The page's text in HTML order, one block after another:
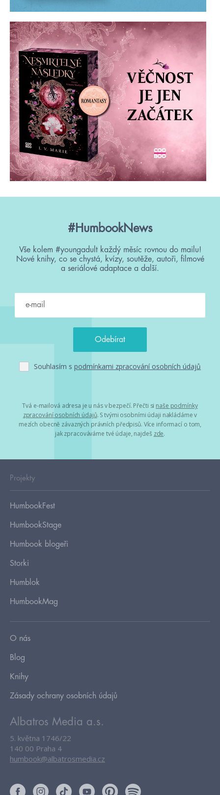
#HumbookNews
Vše kolem #youngadult každý měsíc rovnou do mailu!
Nové knihy, co se chystá, kvízy, soutěže, autoři, filmové
a seriálové adaptace a další.
Souhlasím s podmínkami zpracování osobních údajů
Tvá e-mailová adresa je u nás v bezpečí. Přečti si naše podmínky
zpracování osobních údajů. S tvými osobními údaji nakládáme v
mezích obecně závazných právních předpisů. Více informací o tom,
jak zpracováváme tvé údaje, najdeš zde.
Projekty
HumbookFest
HumbookStage
Humbook blogeři
Storki
Humblok
HumbookMag
O nás
Blog
Knihy
Zásady ochrany osobních údajů
Albatros Media a.s.
5. května 1746/22
140 00 Praha 4
humbook@albatrosmedia.cz